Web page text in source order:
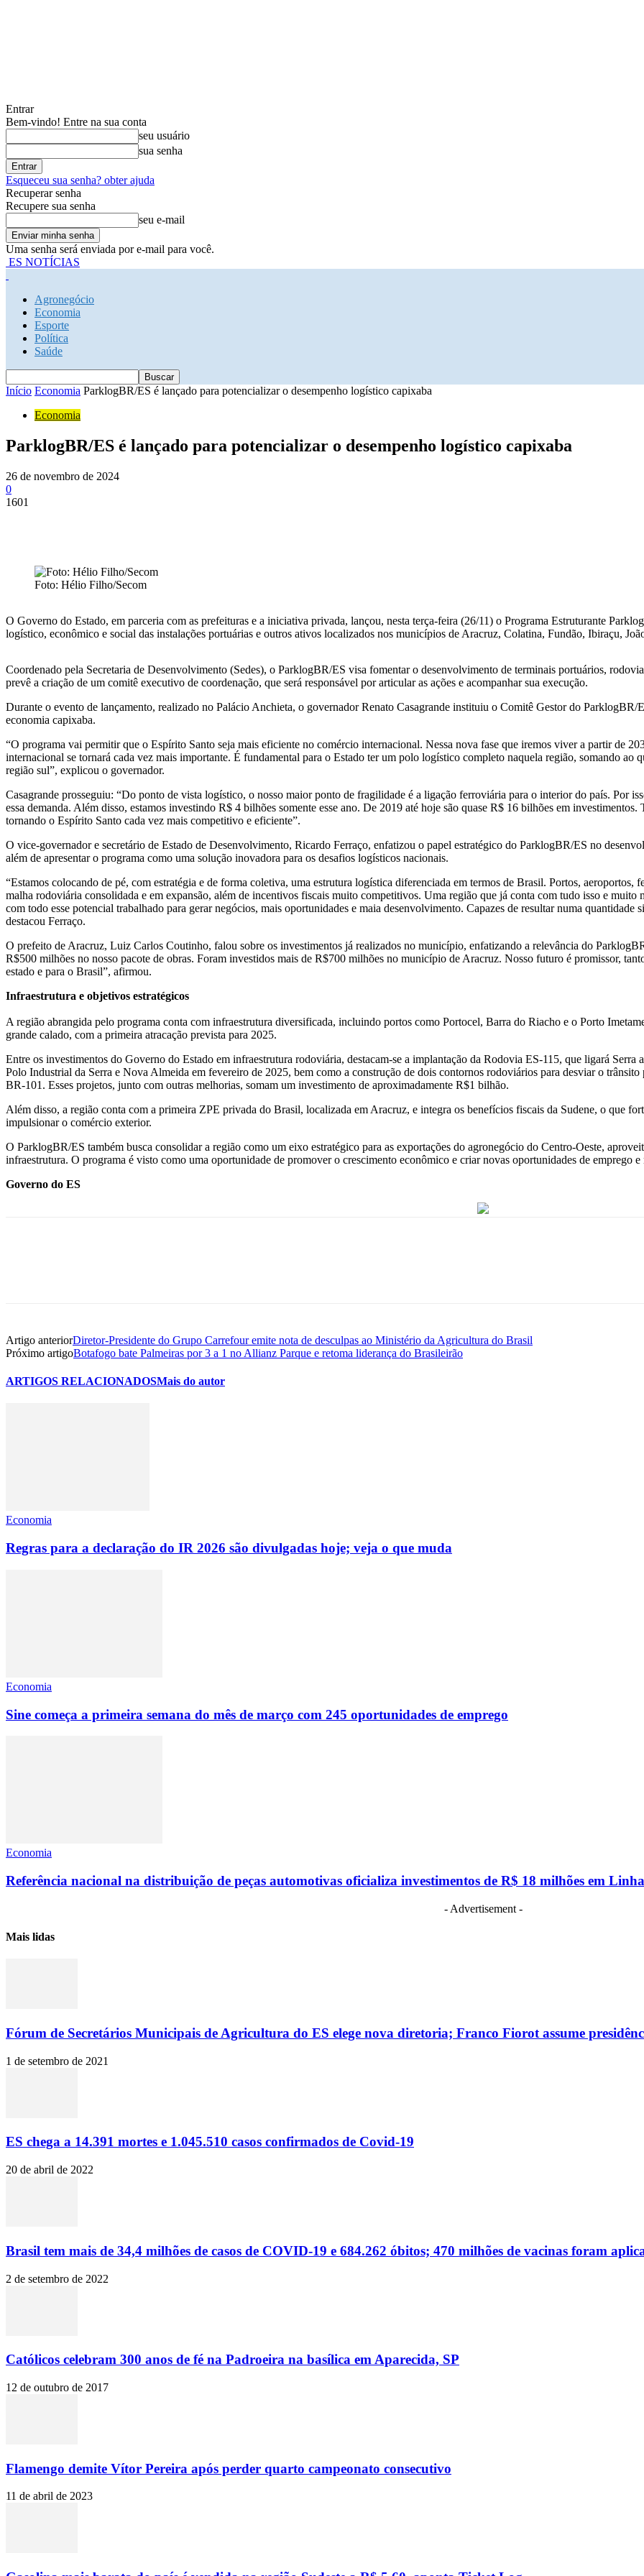
Entrar
Bem-vindo! Entre na sua conta
seu usuário
sua senha
Esqueceu sua senha? obter ajuda
Recuperar senha
Recupere sua senha
seu e-mail
Uma senha será enviada por e-mail para você.
ES NOTÍCIAS
Agronegócio
Economia
Esporte
Política
Saúde
Início Economia ParklogBR/ES é lançado para potencializar o desempenho logístico capixaba
Economia
ParklogBR/ES é lançado para potencializar o desempenho logístico capixaba
26 de novembro de 2024
0
1601
Foto: Hélio Filho/Secom
O Governo do Estado, em parceria com as prefeituras e a iniciativa privada, lançou, nesta terça-feira (26/11) o Programa Estruturante
logístico, econômico e social das instalações portuárias e outros ativos localizados nos municípios de Aracruz, Colatina, Fundão, Ibiraçu,
Coordenado pela Secretaria de Desenvolvimento (Sedes), o ParklogBR/ES visa fomentar o desenvolvimento de terminais portuários,
prevê a criação de um comitê executivo de coordenação, que será responsável por articular as ações e acompanhar sua execução.
Durante o evento de lançamento, realizado no Palácio Anchieta, o governador Renato Casagrande instituiu o Comitê Gestor do ParklogBR/
economia capixaba.
“O programa vai permitir que o Espírito Santo seja mais eficiente no comércio internacional. Nessa nova fase que iremos viver a partir de
internacional se tornará cada vez mais importante. É fundamental para o Estado ter um polo logístico completo naquela região, somando ao
região sul”, explicou o governador.
Casagrande prosseguiu: “Do ponto de vista logístico, o nosso maior ponto de fragilidade é a ligação ferroviária para o interior do país. Por
essa demanda. Além disso, estamos investindo R$ 4 bilhões somente esse ano. De 2019 até hoje são quase R$ 16 bilhões em
tornando o Espírito Santo cada vez mais competitivo e eficiente”.
O vice-governador e secretário de Estado de Desenvolvimento, Ricardo Ferraço, enfatizou o papel estratégico do ParklogBR/ES no
além de apresentar o programa como uma solução inovadora para os desafios logísticos nacionais.
“Estamos colocando de pé, com estratégia e de forma coletiva, uma estrutura logística diferenciada em termos de Brasil. Portos,
malha rodoviária consolidada e em expansão, além de incentivos fiscais muito competitivos. Uma região que já conta com tudo isso e
com todo esse potencial trabalhado para gerar negócios, mais oportunidades e maia desenvolvimento. Capazes de resultar numa
destacou Ferraço.
O prefeito de Aracruz, Luiz Carlos Coutinho, falou sobre os investimentos já realizados no município, enfatizando a relevância do
R$500 milhões no nosso pacote de obras. Foram investidos mais de R$700 milhões no município de Aracruz. Nosso futuro é promissor,
estado e para o Brasil”, afirmou.
Infraestrutura e objetivos estratégicos
A região abrangida pelo programa conta com infraestrutura diversificada, incluindo portos como Portocel, Barra do Riacho e o Porto
grande calado, com a primeira atracação prevista para 2025.
Entre os investimentos do Governo do Estado em infraestrutura rodoviária, destacam-se a implantação da Rodovia ES-115, que ligará
Polo Industrial da Serra e Nova Almeida em fevereiro de 2025, bem como a construção de dois contornos rodoviários para desviar o
BR-101. Esses projetos, junto com outras melhorias, somam um investimento de aproximadamente R$1 bilhão.
Além disso, a região conta com a primeira ZPE privada do Brasil, localizada em Aracruz, e integra os benefícios fiscais da Sudene, o que
impulsionar o comércio exterior.
O ParklogBR/ES também busca consolidar a região como um eixo estratégico para as exportações do agronegócio do Centro-Oeste,
infraestrutura. O programa é visto como uma oportunidade de promover o crescimento econômico e criar novas oportunidades de emprego
Governo do ES
Artigo anteriorDiretor-Presidente do Grupo Carrefour emite nota de desculpas ao Ministério da Agricultura do Brasil
Próximo artigoBotafogo bate Palmeiras por 3 a 1 no Allianz Parque e retoma liderança do Brasileirão
ARTIGOS RELACIONADOSMais do autor
Economia
Regras para a declaração do IR 2026 são divulgadas hoje; veja o que muda
Economia
Sine começa a primeira semana do mês de março com 245 oportunidades de emprego
Economia
Referência nacional na distribuição de peças automotivas oficializa investimentos de R$ 18 milhões em
- Advertisement -
Mais lidas
Fórum de Secretários Municipais de Agricultura do ES elege nova diretoria; Franco Fiorot assume
1 de setembro de 2021
ES chega a 14.391 mortes e 1.045.510 casos confirmados de Covid-19
20 de abril de 2022
Brasil tem mais de 34,4 milhões de casos de COVID-19 e 684.262 óbitos; 470 milhões de vacinas foram
2 de setembro de 2022
Católicos celebram 300 anos de fé na Padroeira na basílica em Aparecida, SP
12 de outubro de 2017
Flamengo demite Vítor Pereira após perder quarto campeonato consecutivo
11 de abril de 2023